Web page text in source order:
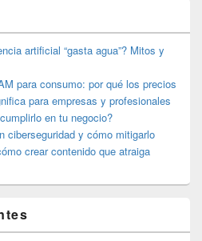
artificial “gasta agua”? Mitos y
para consumo: por qué los precios
para empresas y profesionales
en tu negocio?
ciberseguridad y cómo mitigarlo
crear contenido que atraiga